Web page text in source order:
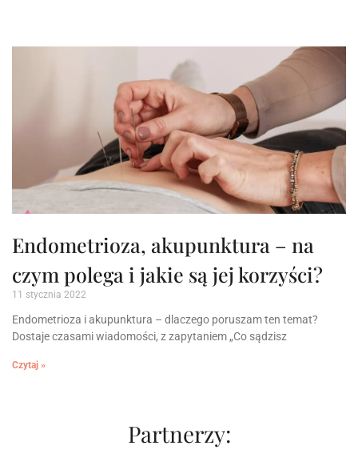
Endometrioza, akupunktura – na
czym polega i jakie są jej korzyści?
11 stycznia 2022
Endometrioza i akupunktura – dlaczego poruszam ten temat?
Dostaje czasami wiadomości, z zapytaniem „Co sądzisz
Czytaj »
Partnerzy: